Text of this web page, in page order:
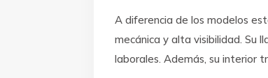
A diferencia de los modelos
mecánica y alta visibilidad. Su
laborales. Además, su interior